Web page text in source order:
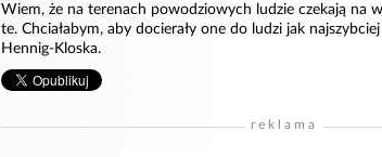
Wiem, że na terenach powodziowych ludzie czekają na
te. Chciałabym, aby docierały one do ludzi jak
Hennig-Kloska.
reklama